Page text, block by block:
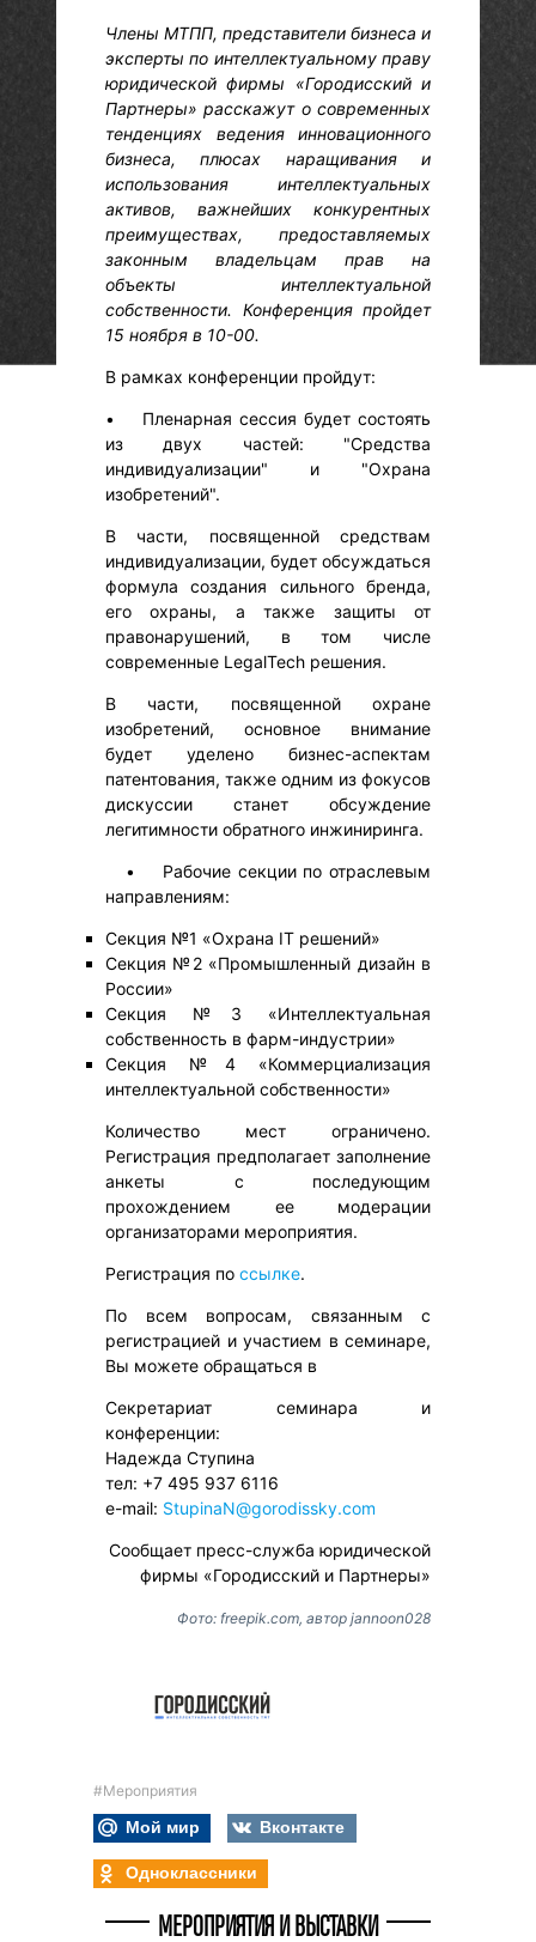
Члены МТПП, представители бизнеса и
эксперты по интеллектуальному праву
юридической фирмы «Городисский и
Партнеры» расскажут о современных
тенденциях ведения инновационного
бизнеса, плюсах наращивания и
использования интеллектуальных
активов, важнейших конкурентных
преимуществах, предоставляемых
законным владельцам прав на
объекты интеллектуальной
собственности. Конференция пройдет
15 ноября в 10-00.
В рамках конференции пройдут:
• Пленарная сессия будет состоять
из двух частей: "Средства
индивидуализации" и "Охрана
изобретений".
В части, посвященной средствам
индивидуализации, будет обсуждаться
формула создания сильного бренда,
его охраны, а также защиты от
правонарушений, в том числе
современные LegalTech решения.
В части, посвященной охране
изобретений, основное внимание
будет уделено бизнес-аспектам
патентования, также одним из фокусов
дискуссии станет обсуждение
легитимности обратного инжиниринга.
• Рабочие секции по отраслевым
направлениям:
Секция №1 «Охрана IT решений»
Секция №2 «Промышленный дизайн в
России»
Секция №3 «Интеллектуальная
собственность в фарм-индустрии»
Секция №4 «Коммерциализация
интеллектуальной собственности»
Количество мест ограничено.
Регистрация предполагает заполнение
анкеты с последующим
прохождением ее модерации
организаторами мероприятия.
Регистрация по ссылке.
По всем вопросам, связанным с
регистрацией и участием в семинаре,
Вы можете обращаться в
Секретариат семинара и
конференции:
Надежда Ступина
тел: +7 495 937 6116
e-mail: StupinaN@gorodissky.com
Сообщает пресс-служба юридической
фирмы «Городисский и Партнеры»
Фото: freepik.com, автор jannoon028
#Мероприятия
Мой мир
Вконтакте
Одноклассники
МЕРОПРИЯТИЯ И ВЫСТАВКИ